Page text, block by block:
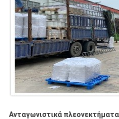
Ανταγωνιστικά πλεονεκτήματα